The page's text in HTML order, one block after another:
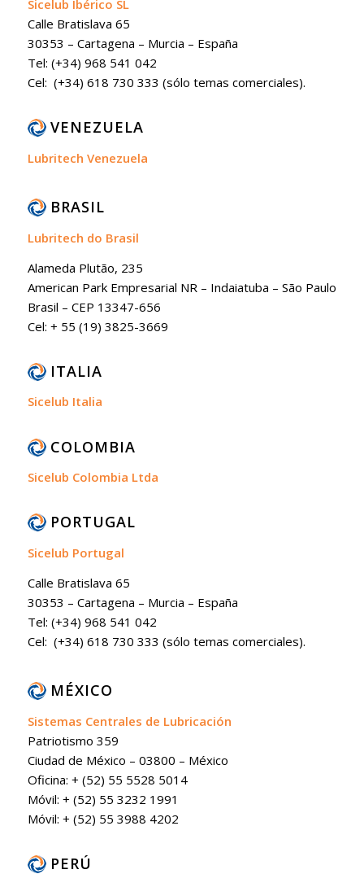
Sicelub Ibérico SL
Calle Bratislava 65
30353 – Cartagena – Murcia – España
Tel: (+34) 968 541 042
Cel: (+34) 618 730 333 (sólo temas comerciales).
VENEZUELA
Lubritech Venezuela
BRASIL
Lubritech do Brasil
Alameda Plutão, 235
American Park Empresarial NR – Indaiatuba – São Paulo
Brasil – CEP 13347-656
Cel: + 55 (19) 3825-3669
ITALIA
Sicelub Italia
COLOMBIA
Sicelub Colombia Ltda
PORTUGAL
Sicelub Portugal
Calle Bratislava 65
30353 – Cartagena – Murcia – España
Tel: (+34) 968 541 042
Cel: (+34) 618 730 333 (sólo temas comerciales).
MÉXICO
Sistemas Centrales de Lubricación
Patriotismo 359
Ciudad de México – 03800 – México
Oficina: + (52) 55 5528 5014
Móvil: + (52) 55 3232 1991
Móvil: + (52) 55 3988 4202
PERÚ